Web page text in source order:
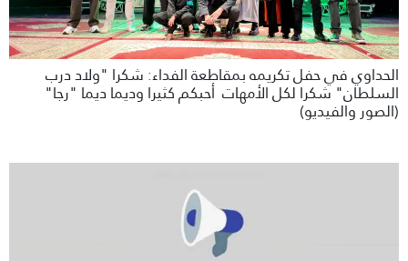
الحداوي في حفل تكريمه بمقاطعة الفداء: شكرا "ولاد درب
السلطان" شكرا لكل الأمهات أحبكم كثيرا وديما ديما "رجا"
(الصور والفيديو)